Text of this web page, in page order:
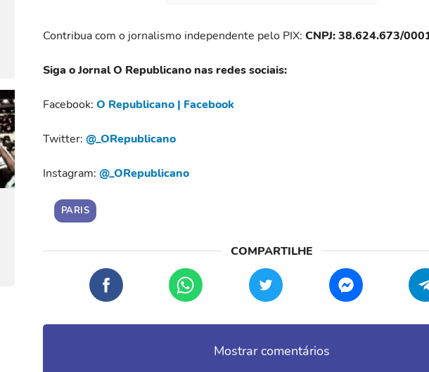
Contribua com o jornalismo independente pelo PIX: CNPJ: 38.624.673/
Siga o Jornal O Republicano nas redes sociais:
Facebook: O Republicano | Facebook
Twitter: @_ORepublicano
Instagram: @_ORepublicano
PARIS
Mostrar comentários